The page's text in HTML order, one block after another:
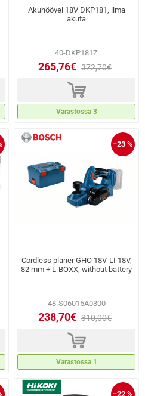
Akuhöövel 18V DKP181, ilma
akuta
40-DKP181Z
265,76€ 372,70€
d
Varastossa 3
−23 %
Cordless planer GHO 18V-LI 18V,
82 mm + L-BOXX, without battery
48-S06015A0300
238,70€ 310,00€
d
Varastossa 1
−22 %